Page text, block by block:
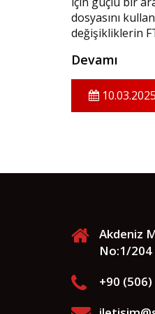
dosyasını
değişikliklerin
nasıl
Devamı
10.03.2025
Akdeniz
No:1/
+90